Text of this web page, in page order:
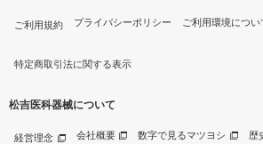
ご利用規約 プライバシーポリシー ご利用環境につい
特定商取引法に関する表示
松吉医科器械について
経営理念 会社概要 数字で見るマツヨシ 歴